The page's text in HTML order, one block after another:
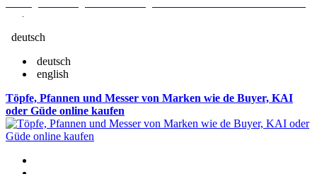
.
deutsch
deutsch
english
Töpfe, Pfannen und Messer von Marken wie de Buyer, KAI
oder Güde online kaufen